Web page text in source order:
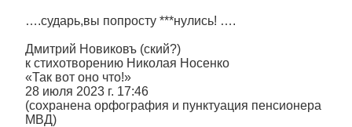
….сударь,вы попросту ***нулись! ….
Дмитрий Новиковъ (ский?)
к стихотворению Николая Носенко
«Так вот оно что!»
28 июля 2023 г. 17:46
(сохранена орфография и пунктуация пенсионера
МВД)